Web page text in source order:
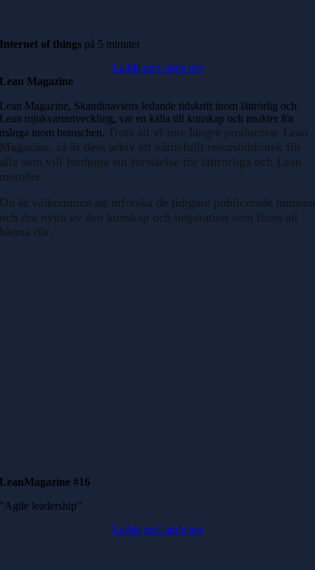
Internet of things på 5 minuter
Ladda nerLadda ner
Lean Magazine
Lean Magazine, Skandinaviens ledande tidskrift inom lättrörlig och
Lean mjukvaruutveckling, var en källa till kunskap och insikter för
många inom branschen.Trots att vi inte längre producerar Lean
Magazine, så är dess arkiv ett värdefullt resursbibliotek för
alla som vill fördjupa sin förståelse för lättrörliga och Lean
metoder.
Du är välkommen att utforska de tidigare publicerade numren
och dra nytta av den kunskap och inspiration som finns att
hämta där.
LeanMagazine #16
”Agile leadership”
Ladda nerLadda ner